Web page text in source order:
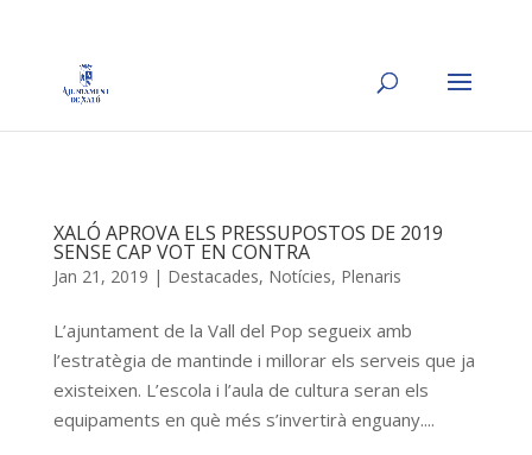
XALÓ APROVA ELS PRESSUPOSTOS DE 2019
SENSE CAP VOT EN CONTRA
Jan 21, 2019 | Destacades, Notícies, Plenaris
L’ajuntament de la Vall del Pop segueix amb
l’estratègia de mantinde i millorar els serveis que ja
existeixen. L’escola i l’aula de cultura seran els
equipaments en què més s’invertirà enguany....